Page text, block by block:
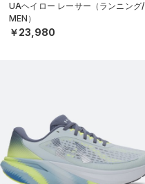
UAヘイロー レーサー（ランニング/
MEN）
￥23,980